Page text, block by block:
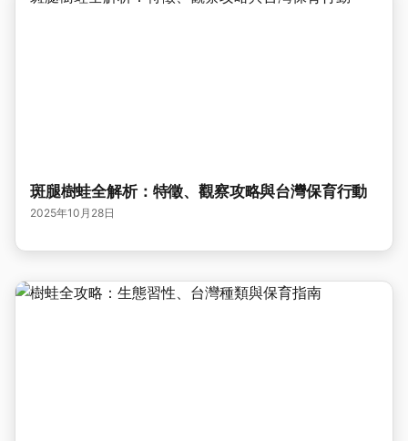
斑腿樹蛙全解析：特徵、觀察攻略與台灣保育行動
2025年10月28日